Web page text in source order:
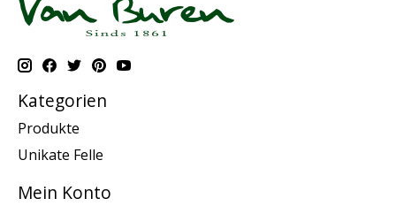
Kategorien
Produkte
Unikate Felle
Mein Konto